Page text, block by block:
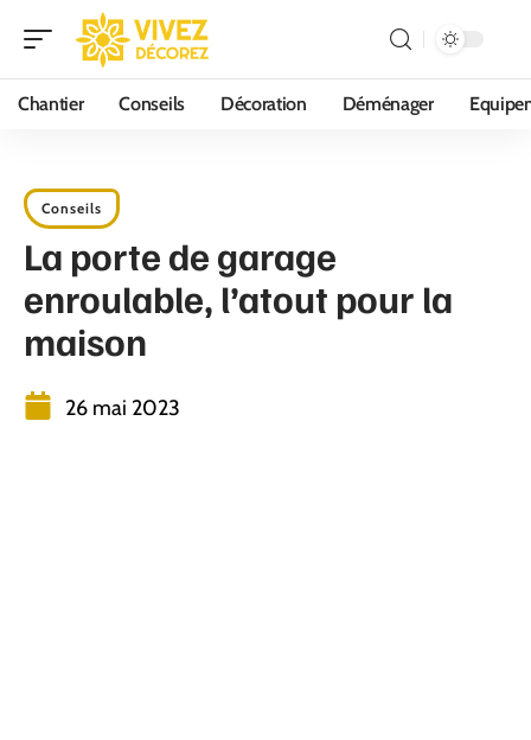
Chantier Conseils Décoration Déménager
Conseils
La porte de garage
enroulable, l’atout pour la
maison
26 mai 2023